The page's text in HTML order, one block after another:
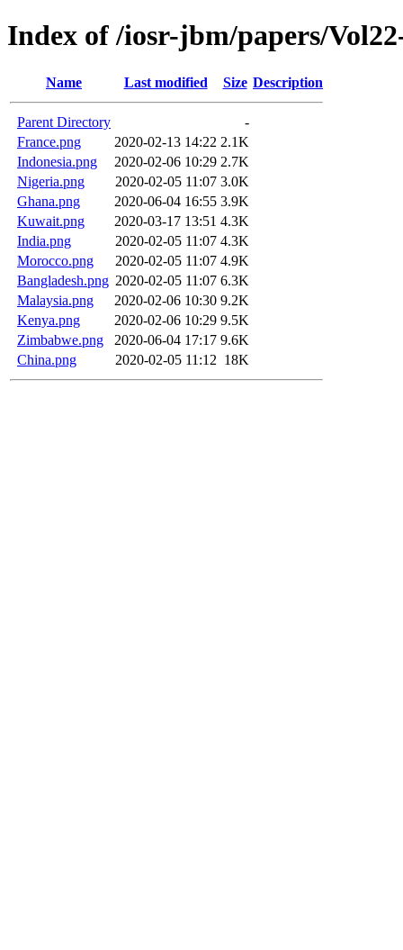
Index of /iosr-jbm/papers/
Name Last modified Size Description
Parent Directory
-
France.png
2020-02-13 14:22 2.1K
Indonesia.png
2020-02-06 10:29 2.7K
Nigeria.png
2020-02-05 11:07 3.0K
Ghana.png
2020-06-04 16:55 3.9K
Kuwait.png
2020-03-17 13:51 4.3K
India.png
2020-02-05 11:07 4.3K
Morocco.png
2020-02-05 11:07 4.9K
Bangladesh.png 2020-02-05 11:07 6.3K
Malaysia.png
2020-02-06 10:30 9.2K
Kenya.png
2020-02-06 10:29 9.5K
Zimbabwe.png
2020-06-04 17:17 9.6K
China.png
2020-02-05 11:12 18K